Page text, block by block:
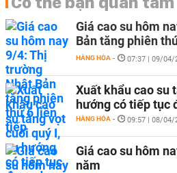
Giá cao su hôm
Bản tăng phiên
HÀNG HÓA - 07:37 | 09/04/
Xuất khẩu cao su
hướng có tiếp tục
HÀNG HÓA - 09:57 | 08/04/
Giá cao su hôm
năm